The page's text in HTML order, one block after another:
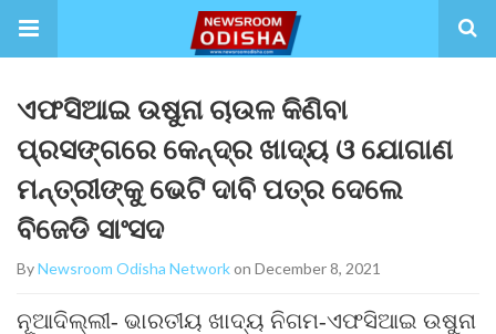
ଏଫସିଆଇ ଉଷୁନା ଚାଉଳ କିଣିବା
ପ୍ରସଙ୍ଗରେ କେନ୍ଦ୍ର ଖାଦ୍ୟ ଓ ଯୋଗାଣ
ମନ୍ତ୍ରୀଙ୍କୁ ଭେଟି ଦାବି ପତ୍ର ଦେଲେ
ବିଜେଡି ସାଂସଦ
ByNewsroom Odisha Networkon December 8, 2021
ନୂଆଦିଲ୍ଲୀ- ଭାରତୀୟ ଖାଦ୍ୟ ନିଗମ-ଏଫସିଆଇ ଉଷୁନା